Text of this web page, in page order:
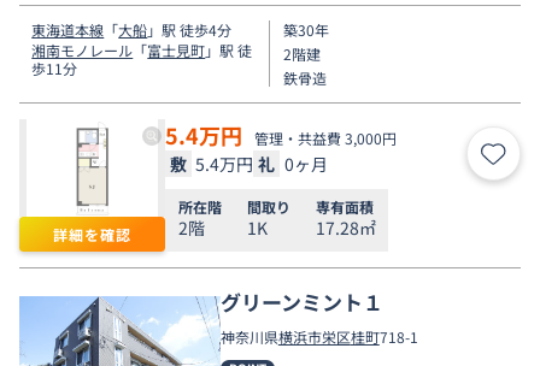
東海道本線 「大船」駅 徒歩4分
湘南モノレール 「富士見町」駅 徒
歩11分
築30年
2階建
鉄骨造
詳細を確認
5.4万円 管理・共益費 3,000円
敷 5.4万円 礼 0ヶ月 お気
所在階
2階
間取り
1K
専有面積
17.28㎡
グリーンミント１
神奈川県横浜市栄区桂町718-1